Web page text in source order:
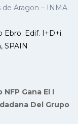
Aragon – INMA
Ebro. Edif. I+D+i.
SPAIN
Gana El I
Del Grupo